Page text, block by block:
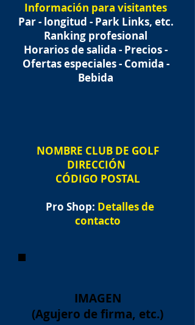
Información para visitantes
Par - longitud - Park Links, etc.
Ranking profesional
Horarios de salida - Precios -
Ofertas especiales - Comida -
Bebida
NOMBRE CLUB DE GOLF
DIRECCIÓN
CÓDIGO POSTAL
Pro Shop: Detalles de
contacto
IMAGEN
(Agujero de firma, etc.)